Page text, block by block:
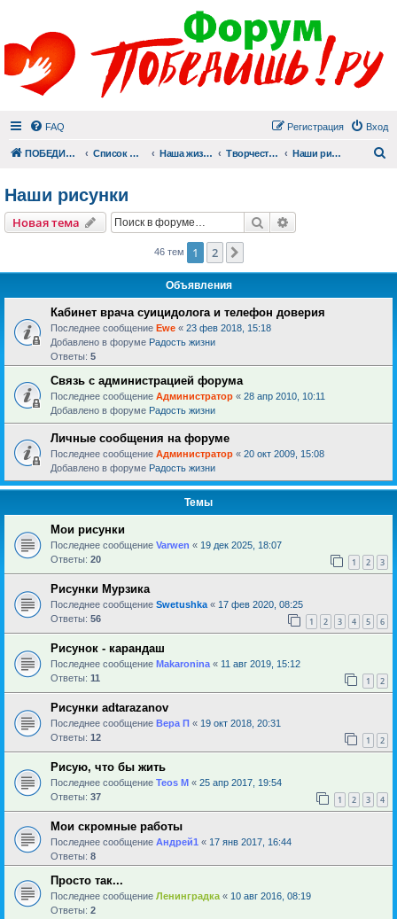
FAQ Вход
Регистрация
ПОБЕДИШЬ.РУ Список форумов Наша жизнь (не всё же о суициде!) Творчество Наши рисунки
Наши рисунки
Новая тема Поиск
46 тем 1 2
Объявления
Кабинет врача суицидолога и телефон доверия
Последнее сообщение Ewe « 23 фев 2018, 15:18
Добавлено в форуме Радость жизни
Ответы: 5
Связь с администрацией форума
Последнее сообщение Администратор « 28 апр 2010, 10:11
Добавлено в форуме Радость жизни
Личные сообщения на форуме
Последнее сообщение Администратор « 20 окт 2009, 15:08
Добавлено в форуме Радость жизни
Темы
Мои рисунки
Последнее сообщение Varwen « 19 дек 2025, 18:07
Ответы: 20 1 2 3
Рисунки Мурзика
Последнее сообщение Swetushka « 17 фев 2020, 08:25
Ответы: 56 1 2 3 4 5 6
Рисунок - карандаш
Последнее сообщение Makaronina « 11 авг 2019, 15:12
Ответы: 11 1 2
Рисунки adtarazanov
Последнее сообщение Вера П « 19 окт 2018, 20:31
Ответы: 12 1 2
Рисую, что бы жить
Последнее сообщение Teos M « 25 апр 2017, 19:54
Ответы: 37 1 2 3 4
Мои скромные работы
Последнее сообщение Андрей1 « 17 янв 2017, 16:44
Ответы: 8
Просто так...
Последнее сообщение Ленинградка « 10 авг 2016, 08:19
Ответы: 2